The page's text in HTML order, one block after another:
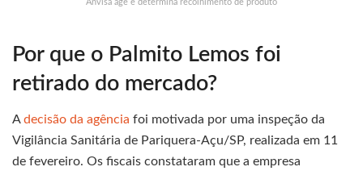
Anvisa age e determina recolhimento de produto
Por que o Palmito Lemos foi
retirado do mercado?
Adecisão da agência foi motivada por uma inspeção da
Vigilância Sanitária de Pariquera-Açu/SP, realizada em 11
de fevereiro. Os fiscais constataram que a empresa